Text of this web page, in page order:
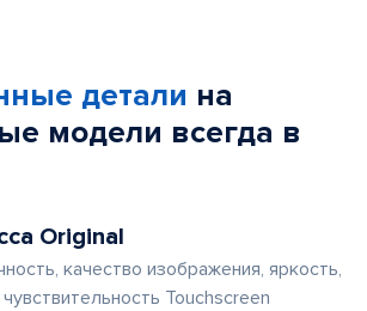
детали на
модели всегда в
Original
качество изображения, яркость,
Touchscreen